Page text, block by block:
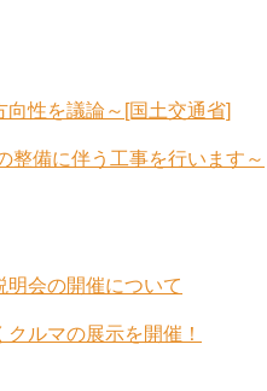
性を議論～[国土交通省]
整備に伴う工事を行います～
会の開催について
ルマの展示を開催！